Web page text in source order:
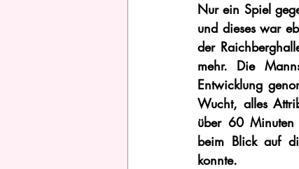
Nur ein Spiel
und dieses war
der
mehr. Die
Entwicklung
Wucht, alles
über 60 Minuten
beim Blick auf
konnte.